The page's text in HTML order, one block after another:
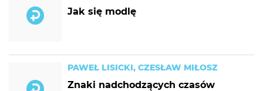
Jak się modlę
PAWEŁ LISICKI, CZESŁAW MIŁOSZ
Znaki nadchodzących czasów